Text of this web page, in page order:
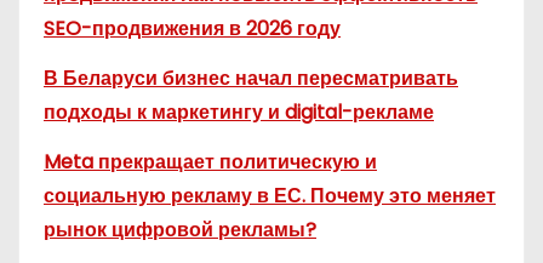
SEO-продвижения в 2026 году
В Беларуси бизнес начал пересматривать
подходы к маркетингу и digital-рекламе
Meta прекращает политическую и
социальную рекламу в ЕС. Почему это меняет
рынок цифровой рекламы?